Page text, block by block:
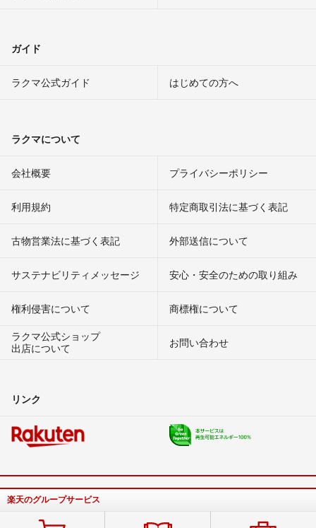
ガイド
ラクマ公式ガイド はじめての方へ
ラクマについて
会社概要 プライバシーポリシー
利用規約 特定商取引法に基づく表記
古物営業法に基づく表記 外部送信について
サステナビリティメッセージ 安心・安全のための取り組み
権利侵害について
商標権について
ラクマ公式ショップ
出店について
お問い合わせ
リンク
楽天のグループサービス